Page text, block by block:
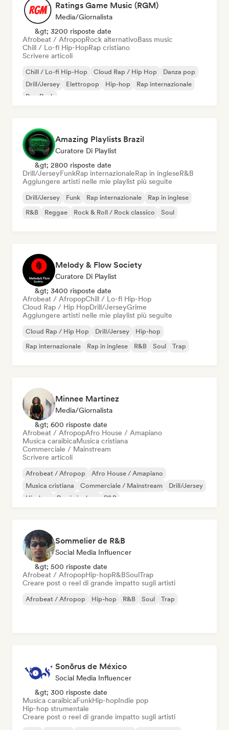
Ratings Game Music (RGM)
Media/Giornalista
&gt; 3200 risposte date
Afrobeat / AfropopRock alternativoBass music
Chill / Lo-fi Hip-HopRap cristiano
Scrivere articoli
Chill / Lo-fi Hip-Hop Cloud Rap / Hip Hop
Danza pop
Drill/Jersey
Elettropop Hip-hop
Rap internazionale
Pop Punk
Amazing Playlists Brazil
Curatore Di Playlist
&gt; 2800 risposte date
Drill/JerseyFunkRap internazionaleRap in ingleseR&B
Aggiungere artisti nelle mie playlist più seguite
Drill/Jersey Funk Rap internazionale
Rap in inglese
R&B
Reggae Rock & Roll / Rock classico Soul
Melody & Flow Society
Curatore Di Playlist
&gt; 3400 risposte date
Afrobeat / AfropopChill / Lo-fi Hip-Hop
Cloud Rap / Hip HopDrill/JerseyGrime
Aggiungere artisti nelle mie playlist più seguite
Cloud Rap / Hip Hop Drill/Jersey
Hip-hop
Rap internazionale
Rap in inglese R&B Soul Trap
Minnee Martinez
Media/Giornalista
&gt; 600 risposte date
Afrobeat / AfropopAfro House / Amapiano
Musica caraibicaMusica cristiana
Commerciale / Mainstream
Scrivere articoli
Afrobeat / Afropop
Afro House / Amapiano
Musica cristiana
Commerciale / Mainstream
Drill/Jersey
Hip-hop
Rap in inglese R&B
Sommelier de R&B
Social Media Influencer
&gt; 500 risposte date
Afrobeat / AfropopHip-hopR&BSoulTrap
Creare post o reel di grande impatto sugli artisti
Afrobeat / Afropop Hip-hop R&B Soul Trap
Sonōrus de México
Social Media Influencer
&gt; 300 risposte date
Musica caraibicaFunkHip-hopIndie pop
Hip-hop strumentale
Creare post o reel di grande impatto sugli artisti